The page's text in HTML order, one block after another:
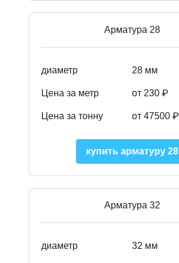
Арматура 28
диаметр 28 мм
Цена за метр от 230 ₽
Цена за тонну от 47500 ₽
купить арматуру 28
Арматура 32
диаметр 32 мм